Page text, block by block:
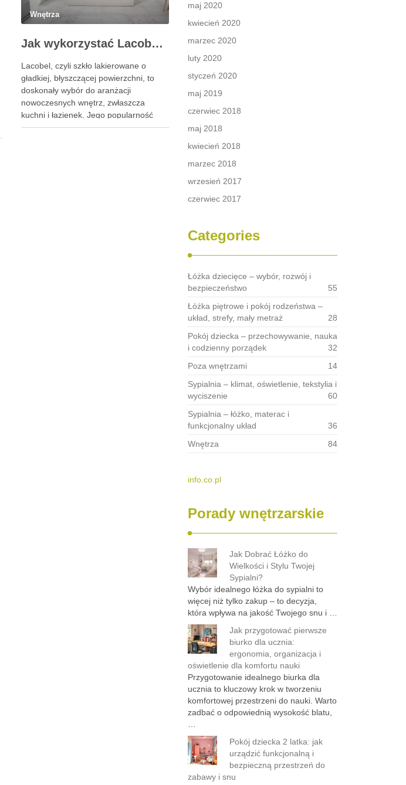
Wnętrza
Jak wykorzystać Lacobel w kuchni i łazience?
Lacobel, czyli szkło lakierowane o
gładkiej, błyszczącej powierzchni, to
doskonały wybór do aranżacji
nowoczesnych wnętrz, zwłaszcza
kuchni i łazienek. Jego popularność
rośnie dzięki estetycznemu wyglądowi
maj 2020
kwiecień 2020
marzec 2020
luty 2020
styczeń 2020
maj 2019
czerwiec 2018
maj 2018
kwiecień 2018
marzec 2018
wrzesień 2017
czerwiec 2017
Categories
Łóżka dziecięce – wybór, rozwój i
bezpieczeństwo
55
Łóżka piętrowe i pokój rodzeństwa –
układ, strefy, mały metraż
28
Pokój dziecka – przechowywanie, nauka
i codzienny porządek
32
Poza wnętrzami
14
Sypialnia – klimat, oświetlenie, tekstylia i
wyciszenie
60
Sypialnia – łóżko, materac i
funkcjonalny układ
36
Wnętrza
84
info.co.pl
Porady wnętrzarskie
Jak Dobrać Łóżko do
Wielkości i Stylu Twojej
Sypialni?
Wybór idealnego łóżka do sypialni to
więcej niż tylko zakup – to decyzja,
która wpływa na jakość Twojego snu i …
Jak przygotować pierwsze
biurko dla ucznia:
ergonomia, organizacja i
oświetlenie dla komfortu nauki
Przygotowanie idealnego biurka dla
ucznia to kluczowy krok w tworzeniu
komfortowej przestrzeni do nauki. Warto
zadbać o odpowiednią wysokość blatu,
Pokój dziecka 2 latka: jak
urządzić funkcjonalną i
bezpieczną przestrzeń do
zabawy i snu